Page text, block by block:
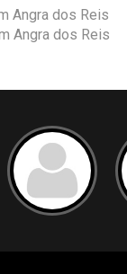
Angra dos Reis
Angra dos Reis